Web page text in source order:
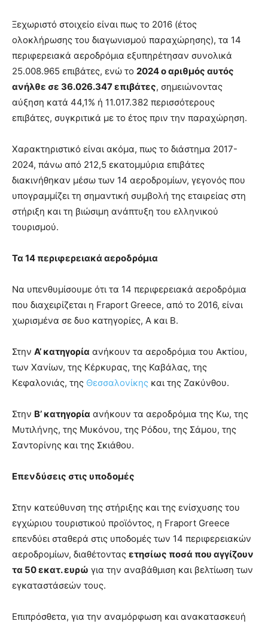
Ξεχωριστό στοιχείο είναι πως το 2016 (έτος
ολοκλήρωσης του διαγωνισμού παραχώρησης), τα 14
περιφερειακά αεροδρόμια εξυπηρέτησαν συνολικά
25.008.965 επιβάτες, ενώ το 2024 ο αριθμός αυτός
ανήλθε σε 36.026.347 επιβάτες, σημειώνοντας
αύξηση κατά 44,1% ή 11.017.382 περισσότερους
επιβάτες, συγκριτικά με το έτος πριν την παραχώρηση.
Χαρακτηριστικό είναι ακόμα, πως το διάστημα 2017-
2024, πάνω από 212,5 εκατομμύρια επιβάτες
διακινήθηκαν μέσω των 14 αεροδρομίων, γεγονός που
υπογραμμίζει τη σημαντική συμβολή της εταιρείας στη
στήριξη και τη βιώσιμη ανάπτυξη του ελληνικού
τουρισμού.
Τα 14 περιφερειακά αεροδρόμια
Να υπενθυμίσουμε ότι τα 14 περιφερειακά αεροδρόμια
που διαχειρίζεται η Fraport Greece, από το 2016, είναι
χωρισμένα σε δυο κατηγορίες, Α και Β.
Στην Α’ κατηγορία ανήκουν τα αεροδρόμια του Ακτίου,
των Χανίων, της Κέρκυρας, της Καβάλας, της
Κεφαλονιάς, της Θεσσαλονίκης και της Ζακύνθου.
Στην Β’ κατηγορία ανήκουν τα αεροδρόμια της Κω, της
Μυτιλήνης, της Μυκόνου, της Ρόδου, της Σάμου, της
Σαντορίνης και της Σκιάθου.
Επενδύσεις στις υποδομές
Στην κατεύθυνση της στήριξης και της ενίσχυσης του
εγχώριου τουριστικού προϊόντος, η Fraport Greece
επενδύει σταθερά στις υποδομές των 14 περιφερειακών
αεροδρομίων, διαθέτοντας ετησίως ποσά που αγγίζουν
τα 50 εκατ. ευρώ για την αναβάθμιση και βελτίωση των
εγκαταστάσεών τους.
Επιπρόσθετα, για την αναμόρφωση και ανακατασκευή